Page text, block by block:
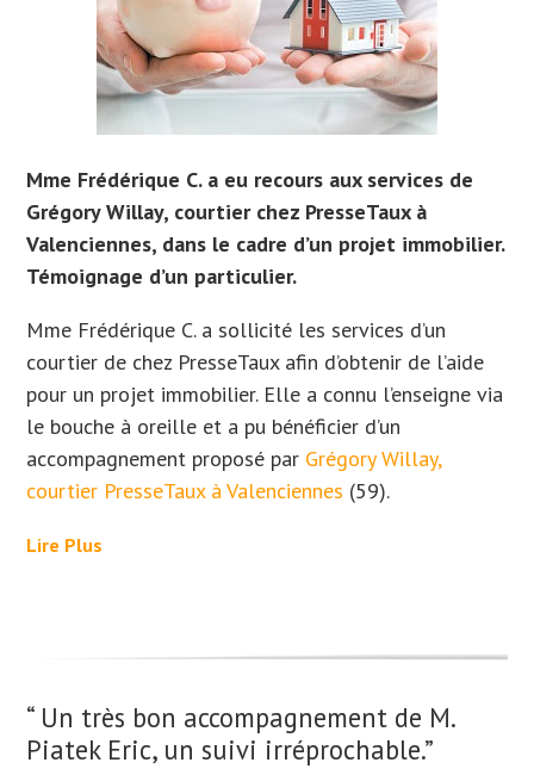
Mme Frédérique C. a eu recours aux services de
Grégory Willay, courtier chez PresseTaux à
Valenciennes, dans le cadre d’un projet immobilier.
Témoignage d’un particulier.
Mme Frédérique C. a sollicité les services d’un
courtier de chez PresseTaux afin d’obtenir de l’aide
pour un projet immobilier. Elle a connu l’enseigne via
le bouche à oreille et a pu bénéficier d’un
accompagnement proposé par Grégory Willay,
courtier PresseTaux à Valenciennes (59).
Lire Plus
“ Un très bon accompagnement de M.
Piatek Eric, un suivi irréprochable.”